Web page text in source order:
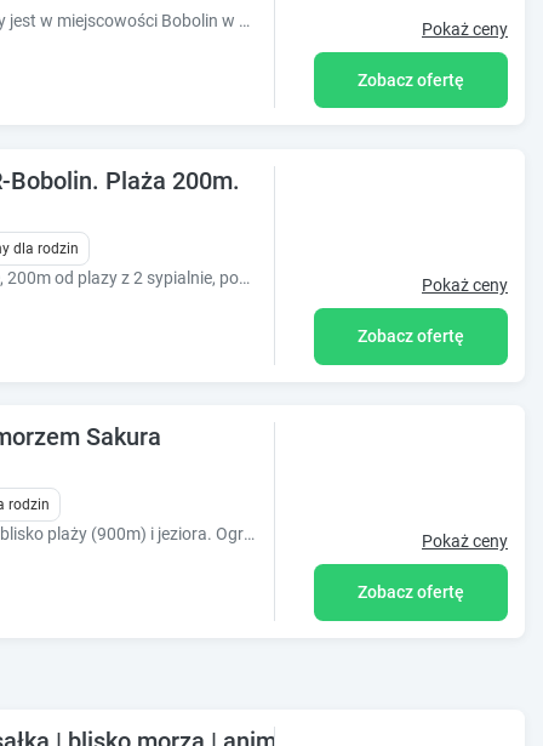
Obiekt Domki Gościniec Bobolin położony jest w miejscowości Bobolin w regionie zachodniopomorskie i oferuje bezpłatne Wi-Fi, plac zabaw, bezpłat Pokaż ceny
Zobacz ofertę
Bobolin. Plaża 200m.
dla rodzin
Kameralne domki letniskowe w Bobolinie, 200m od plazy z 2 sypialnie, pok. dzienny, aneks kuchenny, lazienka, taras. Plac zabaw i parking na posesji. Pokaż ceny
Zobacz ofertę
Sakura
rodzin
Dąbki: Domek Sakura pokoje z aneksami blisko plaży (900m) i jeziora. Ogród, plac zabaw, parking, WiFi. Akceptujemy zwierzęta! Zapraszamy na relaks. Pokaż ceny
Zobacz ofertę